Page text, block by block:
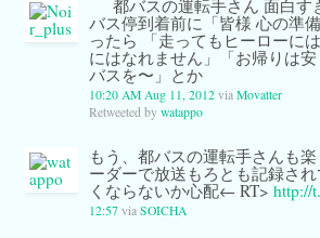
都バスの運転手さん 面白
バス停到着前に「皆様 心の準
ったら 「走ってもヒーローに
にはなれません」「お帰りは
バスを〜」とか
10:20 AM Aug 11, 2012 via Movatter
Retweeted by watappo
もう、都バスの運転手さんも
ーダーで放送もろとも記録さ
くならないか心配← RT> http://
12:57 via SOICHA